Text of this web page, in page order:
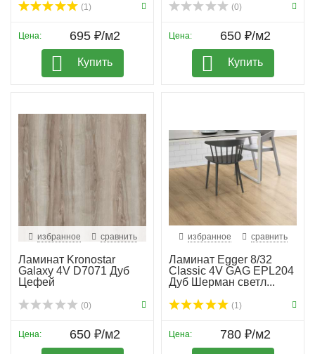
(1)
Цена: 695 ₽/м2
Купить
(0)
Цена: 650 ₽/м2
Купить
избранное сравнить
Ламинат Kronostar
Galaxy 4V D7071 Дуб
Цефей
(0)
Цена: 650 ₽/м2
избранное сравнить
Ламинат Egger 8/32
Classic 4V GAG EPL204
Дуб Шерман светл...
(1)
Цена: 780 ₽/м2